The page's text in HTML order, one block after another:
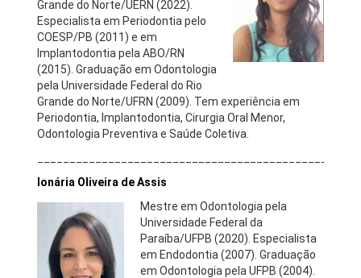
Grande do Norte/UERN (2022).
Especialista em Periodontia pelo
COESP/PB (2011) e em
Implantodontia pela ABO/RN
(2015). Graduação em Odontologia
pela Universidade Federal do Rio
Grande do Norte/UFRN (2009). Tem experiência em
Periodontia, Implantodontia, Cirurgia Oral Menor,
Odontologia Preventiva e Saúde Coletiva.
Ionária Oliveira de Assis
Mestre em Odontologia pela
Universidade Federal da
Paraíba/UFPB (2020). Especialista
em Endodontia (2007). Graduação
em Odontologia pela UFPB (2004).